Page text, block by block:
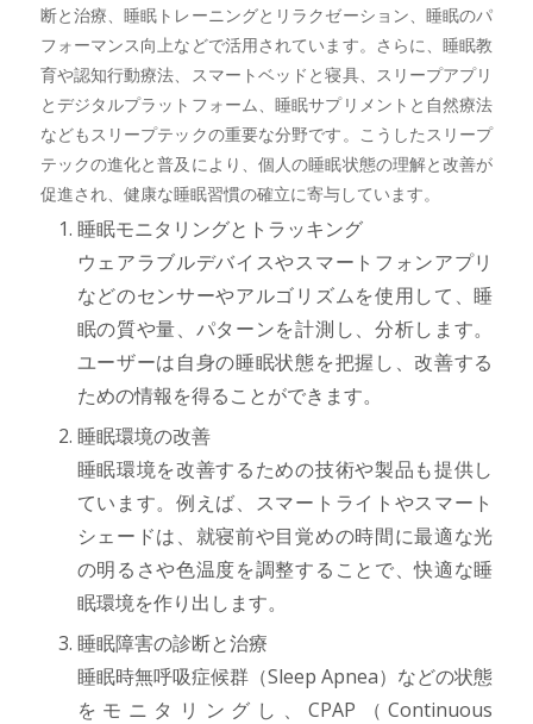
断と治療、睡眠トレーニングとリラクゼーション、睡眠のパ
フォーマンス向上などで活用されています。さらに、睡眠教
育や認知行動療法、スマートベッドと寝具、スリープアプリ
とデジタルプラットフォーム、睡眠サプリメントと自然療法
などもスリープテックの重要な分野です。こうしたスリープ
テックの進化と普及により、個人の睡眠状態の理解と改善が
促進され、健康な睡眠習慣の確立に寄与しています。
睡眠モニタリングとトラッキング
ウェアラブルデバイスやスマートフォンアプリ
などのセンサーやアルゴリズムを使用して、睡
眠の質や量、パターンを計測し、分析します。
ユーザーは自身の睡眠状態を把握し、改善する
ための情報を得ることができます。
睡眠環境の改善
睡眠環境を改善するための技術や製品も提供し
ています。例えば、スマートライトやスマート
シェードは、就寝前や目覚めの時間に最適な光
の明るさや色温度を調整することで、快適な睡
眠環境を作り出します。
睡眠障害の診断と治療
睡眠時無呼吸症候群（Sleep Apnea）などの状態
をモニタリングし、CPAP（Continuous